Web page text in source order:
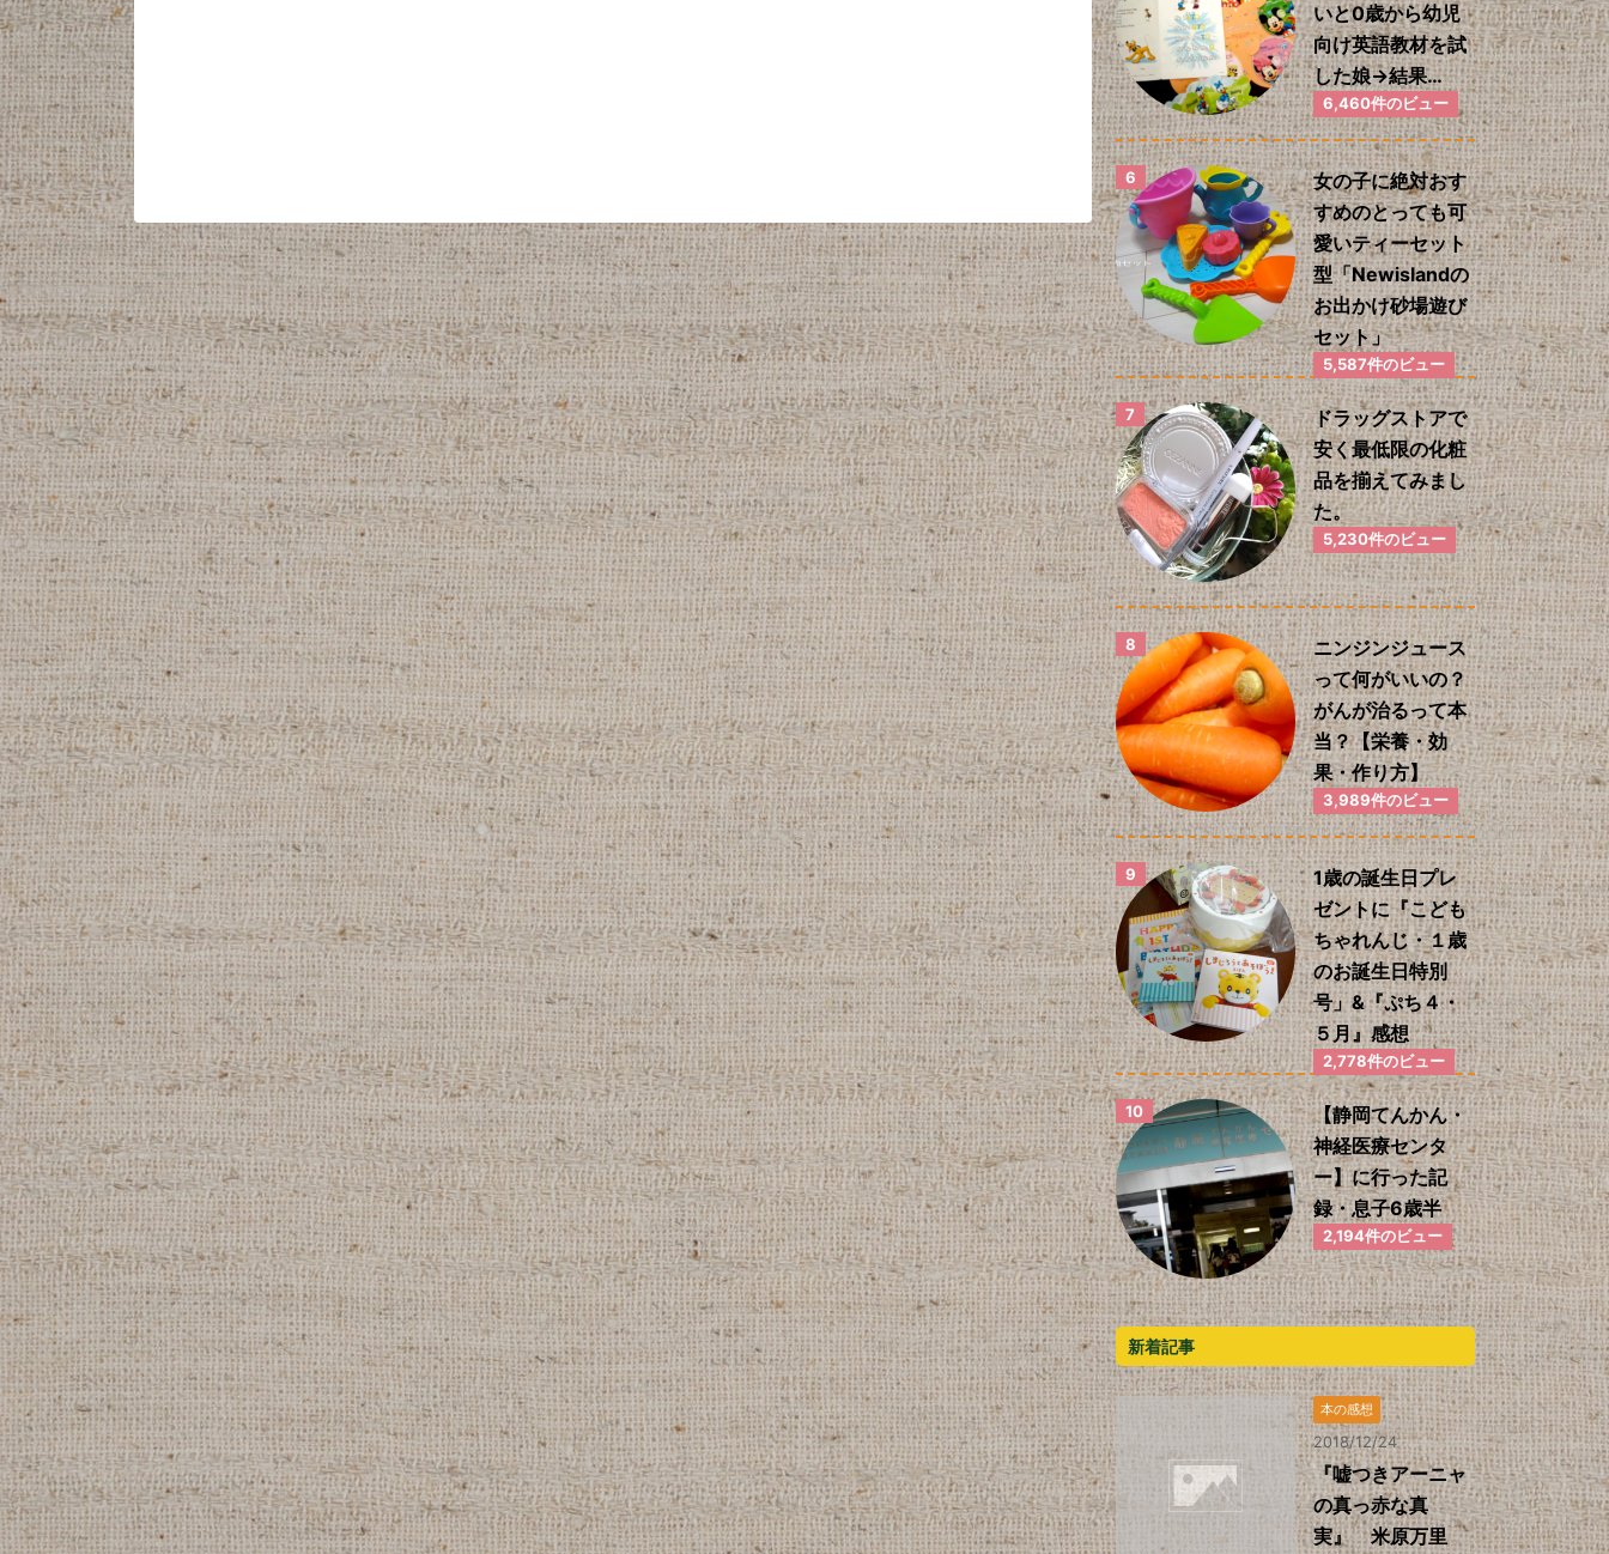
いと0歳から幼児
向け英語教材を試
した娘→結果…
6,460件のビュー
女の子に絶対おす
すめのとっても可
愛いティーセット
型「Newislandの
お出かけ砂場遊び
セット」
5,587件のビュー
ドラッグストアで
安く最低限の化粧
品を揃えてみまし
た。
5,230件のビュー
ニンジンジュース
って何がいいの？
がんが治るって本
当？【栄養・効
果・作り方】
3,989件のビュー
1歳の誕生日プレ
ゼントに『こども
ちゃれんじ・１歳
のお誕生日特別
号」&『ぷち４・
５月』感想
2,778件のビュー
【静岡てんかん・
神経医療センタ
ー】に行った記
録・息子6歳半
2,194件のビュー
新着記事
本の感想
2018/12/24
『嘘つきアーニャ
の真っ赤な真
実』 米原万里